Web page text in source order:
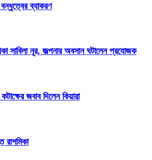
ব্যাকরণ
সাবিলা নূর, জল্পনার অবসান ঘটালেন প্রযোজক
জবাব দিলেন কিয়ারা